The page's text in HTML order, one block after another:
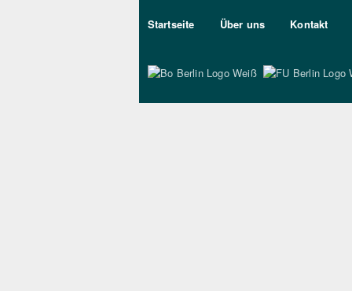
Sekundärmenu DE
Startseite Über uns Kontakt
Bo Berlin Logo